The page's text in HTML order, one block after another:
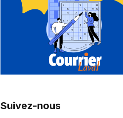
Suivez-nous